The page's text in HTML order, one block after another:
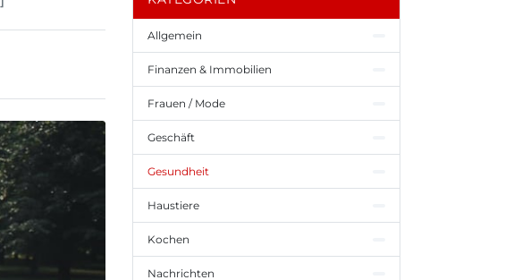
Allgemein
Finanzen & Immobilien
Frauen / Mode
Geschäft
Gesundheit
Haustiere
Kochen
Nachrichten